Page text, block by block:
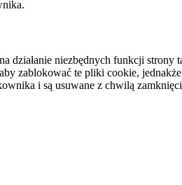
działanie niezbędnych funkcji strony
zablokować te pliki cookie,
i są usuwane z chwilą